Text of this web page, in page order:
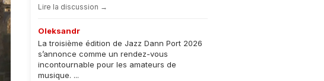
Lire la discussion →
Oleksandr
La troisième édition de Jazz Dann Port 2026
s’annonce comme un rendez-vous
incontournable pour les amateurs de
musique. ...